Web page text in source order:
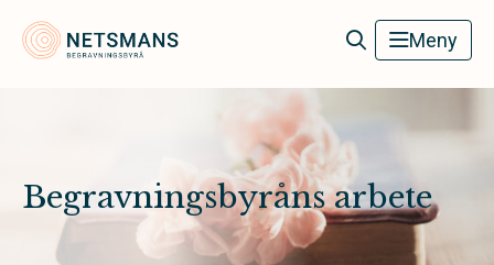
Netsmans Begravningsbyrå Meny
Begravningsbyråns arbete